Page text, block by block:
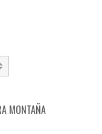
MONTAÑA